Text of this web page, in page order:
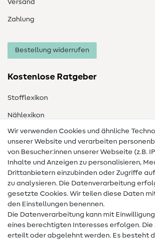
Versand
Zahlung
Bestellung widerrufen
Kostenlose Ratgeber
Stofflexikon
Nählexikon
Nähanleitungen
Hilfe & Kontakt
Kontakt
Infos zum Betreiberwechsel
Widerrufsrecht
Wir verwenden Cookies und ähnliche
unserer Website und verarbeiten
von Besucher:innen unserer Webseite (z.B.
Inhalte und Anzeigen zu personalisieren,
Drittanbietern einzubinden oder Zugriffe
zu analysieren. Die Datenverarbeitung
gesetzte Cookies. Wir teilen diese Daten
den Einstellungen benennen.
Die Datenverarbeitung kann mit
eines berechtigten Interesses erfolgen. Die
erteilt oder abgelehnt werden. Es besteht